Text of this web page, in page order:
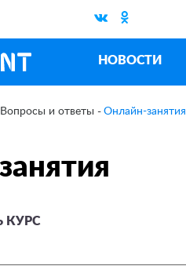
НОВОСТИ
Вопросы и ответы Онлайн-занятия
КУРС